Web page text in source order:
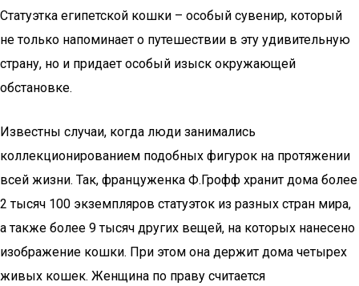
Статуэтка египетской кошки – особый сувенир, который
не только напоминает о путешествии в эту удивительную
страну, но и придает особый изыск окружающей
обстановке.
Известны случаи, когда люди занимались
коллекционированием подобных фигурок на протяжении
всей жизни. Так, француженка Ф.Грофф хранит дома более
2 тысяч 100 экземпляров статуэток из разных стран мира,
а также более 9 тысяч других вещей, на которых нанесено
изображение кошки. При этом она держит дома четырех
живых кошек. Женщина по праву считается